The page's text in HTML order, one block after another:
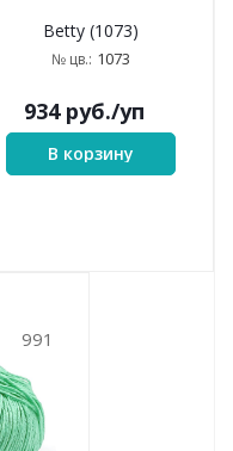
Betty (1073)
№ цв.: 1073
934руб./уп
В корзину
991